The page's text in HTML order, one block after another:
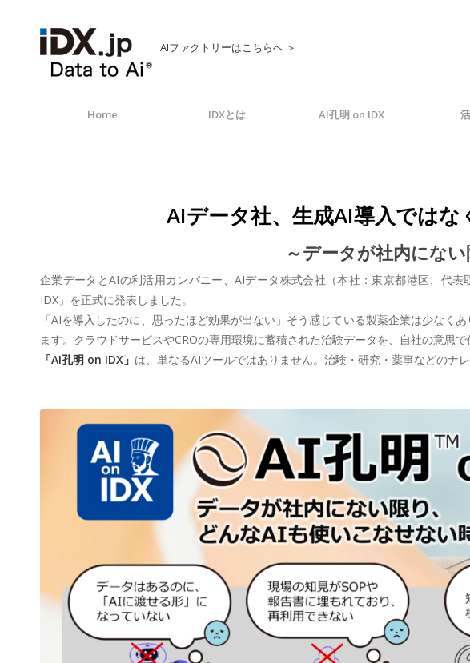
AIファクトリーはこちらへ ＞
Home IDXとは AI孔明 on IDX
AIデータ社、生成AI導入では
～データが社内にな
企業データとAIの利活用カンパニー、AIデータ株式会社（本社：東京都港区、代
IDX」を正式に発表しました。
「AIを導入したのに、思ったほど効果が出ない」そう感じている製薬企業は少な
ます。クラウドサービスやCROの専用環境に蓄積された治験データを、自社の意思
「AI孔明 on IDX」 は、単なるAIツールではありません。治験・研究・薬事などのナレ